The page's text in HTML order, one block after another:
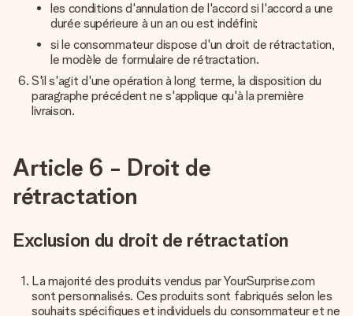
les conditions d'annulation de l'accord si l'accord a une
durée supérieure à un an ou est indéfini;
si le consommateur dispose d'un droit de rétractation,
le modèle de formulaire de rétractation.
S'il s'agit d'une opération à long terme, la disposition du
paragraphe précédent ne s'applique qu'à la première
livraison.
Article 6 - Droit de
rétractation
Exclusion du droit de rétractation
La majorité des produits vendus par YourSurprise.com
sont personnalisés. Ces produits sont fabriqués selon les
souhaits spécifiques et individuels du consommateur et ne